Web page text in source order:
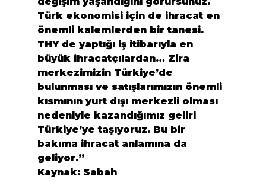
Türk ekonomisi için de ihracat en
önemli kalemlerden bir tanesi.
THY de yaptığı iş itibarıyla en
büyük ihracatçılardan… Zira
merkezimizin Türkiye’de
bulunması ve satışlarımızın önemli
kısmının yurt dışı merkezli olması
nedeniyle kazandığımız geliri
Türkiye’ye taşıyoruz. Bu bir
bakıma ihracat anlamına da
geliyor.”
Kaynak: Sabah